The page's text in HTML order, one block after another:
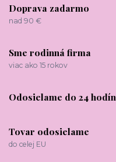
Doprava zadarmo
nad 90 €
Sme rodinná firma
viac ako 15 rokov
Odosielame do 24 hodín
Tovar odosielame
do celej EU